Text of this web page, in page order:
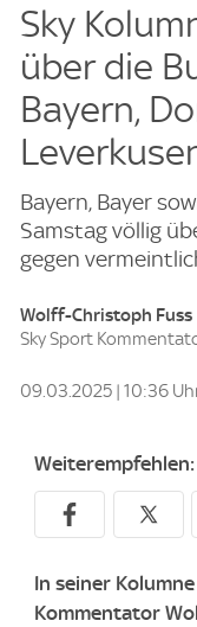
Sky
über die
Bayern,
Bayern, Bayer
Samstag völlig
gegen
Wolff-Christoph Fuss
Sky Sport
09.03.2025 | 10:36
Weiterempfehlen:
In seiner
Kommentator